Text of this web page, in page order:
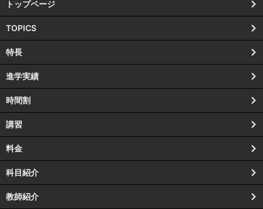
トップページ
TOPICS
特長
進学実績
時間割
講習
料金
科目紹介
教師紹介